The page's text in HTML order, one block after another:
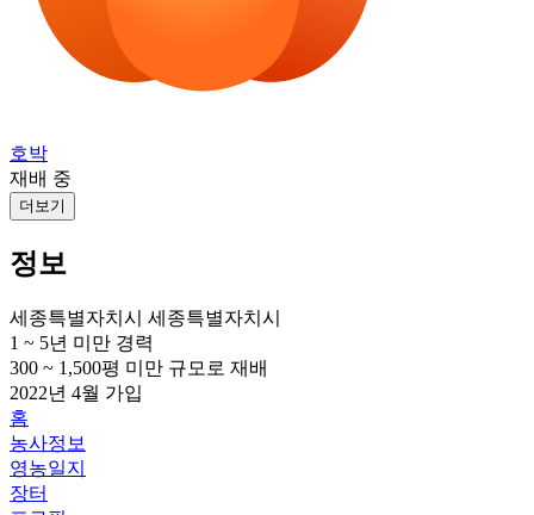
호박
재배 중
더보기
정보
세종특별자치시 세종특별자치시
1 ~ 5년 미만 경력
300 ~ 1,500평 미만 규모로 재배
2022년 4월 가입
홈
농사정보
영농일지
장터